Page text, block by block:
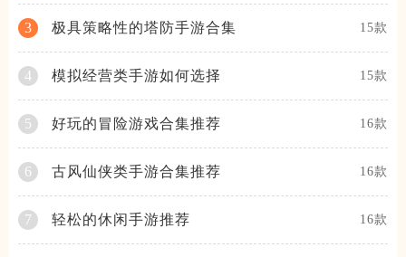
3 极具策略性的塔防手游合集 15款
4 模拟经营类手游如何选择 15款
5 好玩的冒险游戏合集推荐 16款
6 古风仙侠类手游合集推荐 16款
7 轻松的休闲手游推荐 16款